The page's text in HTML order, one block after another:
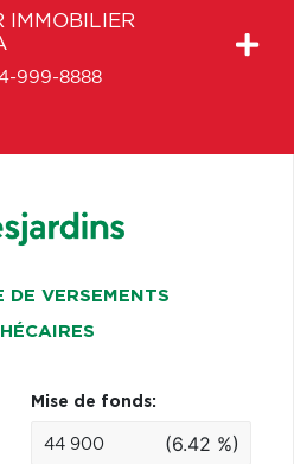
IMMOBILIER
999-8888
DE VERSEMENTS
Mise de fonds:
(6.42 %)